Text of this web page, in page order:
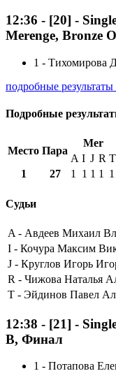
12:36 - [20] -
Merenge, Bronze
1 - Тихомирова
подробные результаты
Подробные
Место Пара
Mer
A I J R T
1
27 1 1 1 1 1
Судьи
A - Авдеев Михаил
I - Кочура Максим
J - Круглов Игорь
R - Чижова Наталья
T - Эйдинов Павел
12:38 - [21] -
B, Финал
1 - Потапова